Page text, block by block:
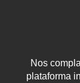
Nos
plataforma